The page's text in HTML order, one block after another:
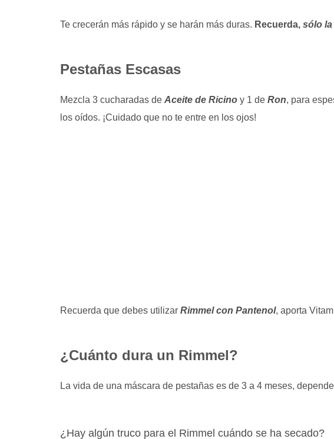
Te crecerán más rápido y se harán más duras. Recuerda, sólo la
Pestañas Escasas
Mezcla 3 cucharadas de Aceite de Ricino y 1 de Ron, para
los oídos. ¡Cuidado que no te entre en los ojos!
Recuerda que debes utilizar Rimmel con Pantenol, aporta
¿Cuánto dura un Rimmel?
La vida de una máscara de pestañas es de 3 a 4 meses,
¿Hay algún truco para el Rimmel cuándo se ha secado?